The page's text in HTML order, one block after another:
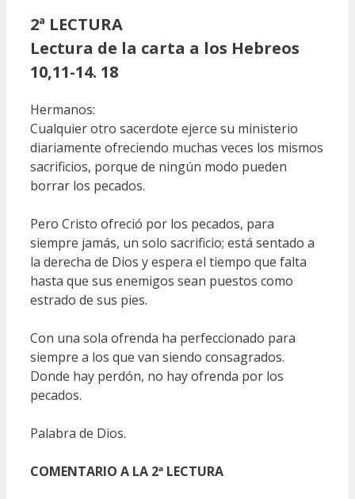
2ª LECTURA
Lectura de la carta a los Hebreos
10,11-14. 18
Hermanos:
Cualquier otro sacerdote ejerce su ministerio
diariamente ofreciendo muchas veces los mismos
sacrificios, porque de ningún modo pueden
borrar los pecados.
Pero Cristo ofreció por los pecados, para
siempre jamás, un solo sacrificio; está sentado a
la derecha de Dios y espera el tiempo que falta
hasta que sus enemigos sean puestos como
estrado de sus pies.
Con una sola ofrenda ha perfeccionado para
siempre a los que van siendo consagrados.
Donde hay perdón, no hay ofrenda por los
pecados.
Palabra de Dios.
COMENTARIO A LA 2ª LECTURA